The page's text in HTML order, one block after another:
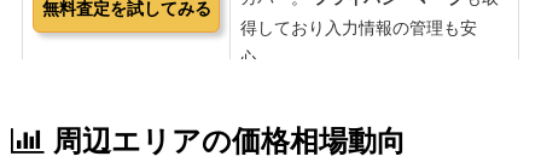
周辺エリアの価格相場動向